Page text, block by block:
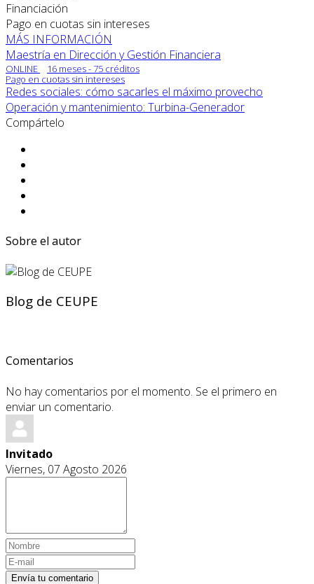
Financiación
Pago en cuotas sin intereses
MÁS INFORMACIÓN
Maestría en Dirección y Gestión Financiera
ONLINE
16 meses - 75 créditos
Pago en cuotas sin intereses
Redes sociales: cómo sacarles el máximo provecho
Operación y mantenimiento: Turbina-Generador
Compártelo
Sobre el autor
Blog de CEUPE
Comentarios
No hay comentarios por el momento. Se el primero en
enviar un comentario.
Invitado
Viernes, 07 Agosto 2026
Envía tu comentario